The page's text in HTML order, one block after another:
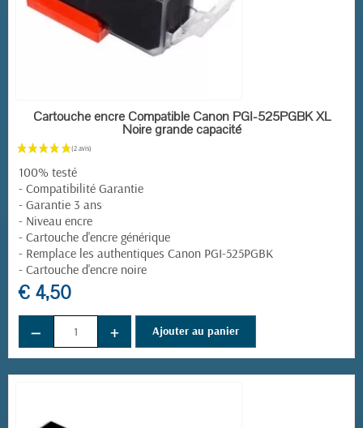
EN STOCK
Cartouche encre Compatible Canon PGI-525PGBK XL
Noire grande capacité
100% testé
- Compatibilité Garantie
- Garantie 3 ans
- Niveau encre
- Cartouche d'encre générique
- Remplace les authentiques Canon PGI-525PGBK
- Cartouche d'encre noire
€ 4,50
− + Ajouter au panier